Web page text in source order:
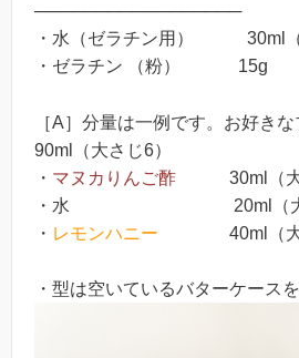
─────────────────
・水（ゼラチン用） 30ml（
・ゼラチン （粉） 15g
［A］分量は一例です。お好き
90ml（大さじ6）
・ マヌカりんご酢 30ml（大
・水 20ml（大さじ
・ レモンハニー 40ml（大さ
・型は空いているバターケース